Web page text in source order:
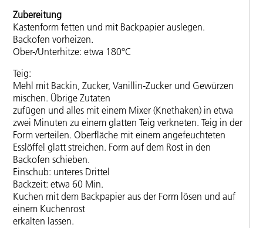
Zubereitung
Kastenform fetten und mit Backpapier auslegen.
Backofen vorheizen.
Ober-/Unterhitze: etwa 180°C
Teig:
Mehl mit Backin, Zucker, Vanillin-Zucker und Gewürzen
mischen. Übrige Zutaten
zufügen und alles mit einem Mixer (Knethaken) in etwa
zwei Minuten zu einem glatten Teig verkneten. Teig in der
Form verteilen. Oberfläche mit einem angefeuchteten
Esslöffel glatt streichen. Form auf dem Rost in den
Backofen schieben.
Einschub: unteres Drittel
Backzeit: etwa 60 Min.
Kuchen mit dem Backpapier aus der Form lösen und auf
einem Kuchenrost
erkalten lassen.